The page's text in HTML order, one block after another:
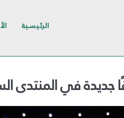
الرئيسية
جديدة في المنتدى